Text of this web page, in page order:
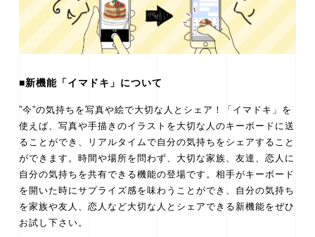
■新機能「イマドキ」について
”今”の気持ちを写真や絵で大切な人とシェア！「イマドキ」を
使えば、写真や手描きのイラストを大切な人のキーボードに送
ることができ、リアルタイムで自分の気持ちをシェアすること
ができます。時間や場所を問わず、大切な家族、友達、恋人に
自分の気持ちを共有できる機能の登場です。相手がキーボード
を開いた時にサプライズ感を味わうことができ、自分の気持ち
を家族や友人、恋人など大切な人とシェアできる新機能をぜひ
お試し下さい。